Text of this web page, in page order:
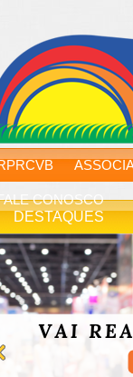
CONOSCO
DESTAQUES